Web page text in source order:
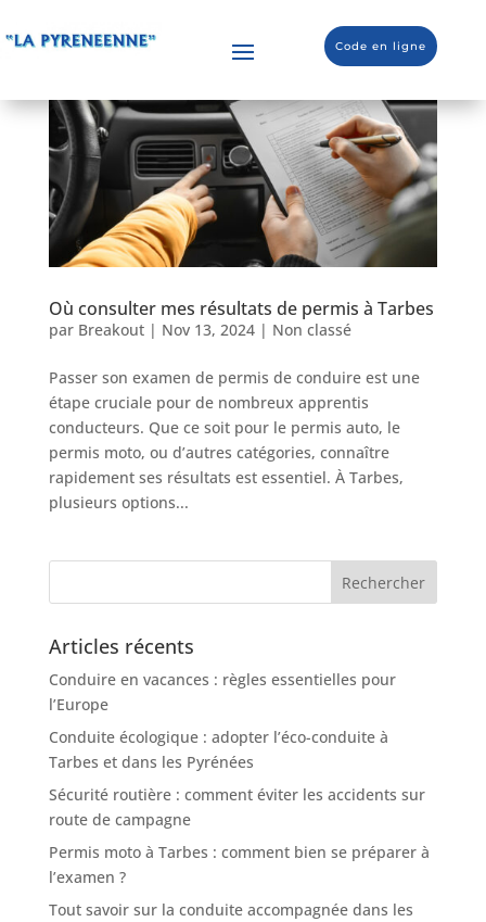
Code en ligne
Où consulter mes résultats de permis à Tarbes
par Breakout| Nov 13, 2024| Non classé
Passer son examen de permis de conduire est une
étape cruciale pour de nombreux apprentis
conducteurs. Que ce soit pour le permis auto, le
permis moto, ou d’autres catégories, connaître
rapidement ses résultats est essentiel. À Tarbes,
plusieurs options...
Articles récents
Conduire en vacances : règles essentielles pour
l’Europe
Conduite écologique : adopter l’éco-conduite à
Tarbes et dans les Pyrénées
Sécurité routière : comment éviter les accidents sur
route de campagne
Permis moto à Tarbes : comment bien se préparer à
l’examen ?
Tout savoir sur la conduite accompagnée dans les